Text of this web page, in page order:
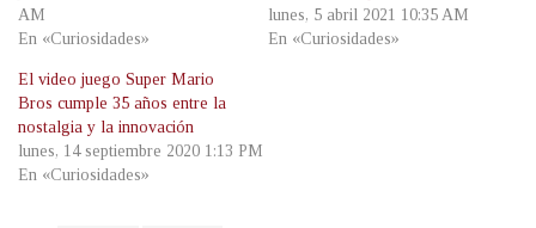
AM
En «Curiosidades»
lunes, 5 abril 2021 10:35 AM
En «Curiosidades»
El video juego Super Mario
Bros cumple 35 años entre la
nostalgia y la innovación
lunes, 14 septiembre 2020 1:13 PM
En «Curiosidades»